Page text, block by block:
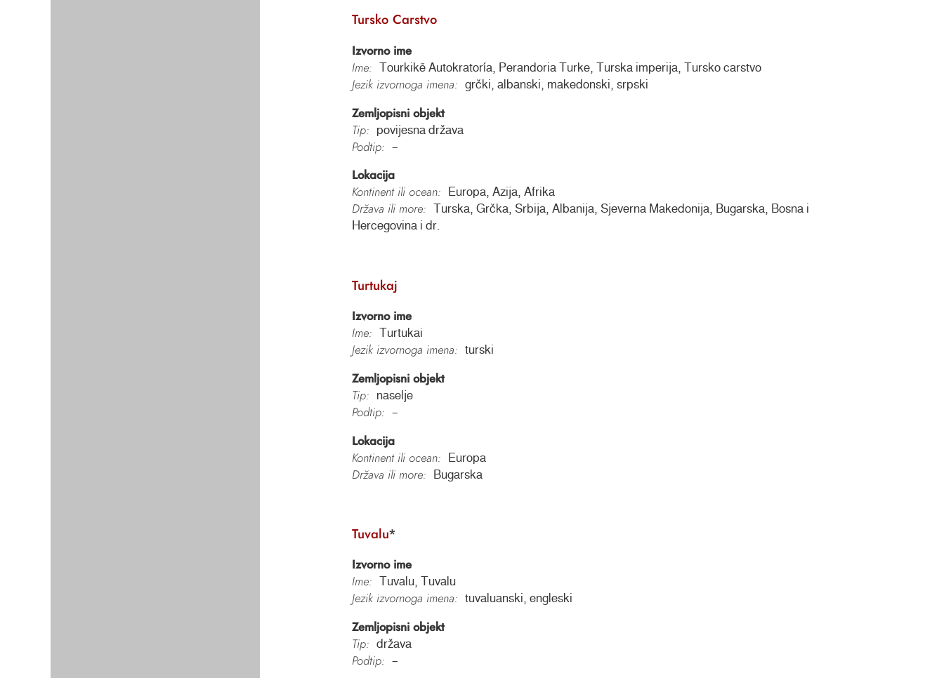
Tursko Carstvo
Izvorno ime
Ime:
Tourkikē Autokratoría, Perandoria Turke, Turska imperija, Tursko carstvo
Jezik izvornoga imena: grčki, albanski, makedonski, srpski
Zemljopisni objekt
Tip:
povijesna država
Podtip: –
Lokacija
Kontinent ili ocean:
Europa, Azija, Afrika
Država ili more:
Turska, Grčka, Srbija, Albanija, Sjeverna Makedonija, Bugarska, Bosna i
Hercegovina i dr.
Turtukaj
Izvorno ime
Ime:
Turtukai
Jezik izvornoga imena: turski
Zemljopisni objekt
Tip:
naselje
Podtip: –
Lokacija
Kontinent ili ocean:
Europa
Država ili more: Bugarska
Tuvalu*
Izvorno ime
Ime:
Tuvalu, Tuvalu
Jezik izvornoga imena: tuvaluanski, engleski
Zemljopisni objekt
Tip:
država
Podtip: –